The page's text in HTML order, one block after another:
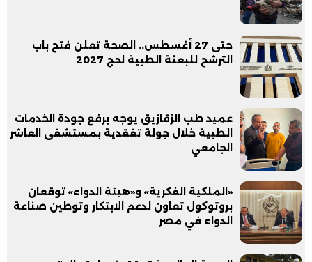
حتى 27 أغسطس.. الصحة تعلن فتح باب
الترشح للبعثة الطبية لحج 2027
عميد طب الزقازيق يوجه برفع جودة الخدمات
الطبية خلال جولة تفقدية بمستشفى العاشر
الجامعي
«الملكية الفكرية» و«هيئة الدواء» توقعان
بروتوكول تعاون لدعم الابتكار وتوطين صناعة
الدواء في مصر